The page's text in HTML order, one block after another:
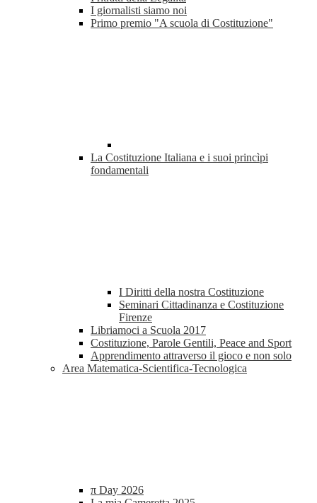
I giornalisti siamo noi
Primo premio "A scuola di Costituzione"
La Costituzione Italiana e i suoi princìpi
fondamentali
I Diritti della nostra Costituzione
Seminari Cittadinanza e Costituzione
Firenze
Libriamoci a Scuola 2017
Costituzione, Parole Gentili, Peace and Sport
Apprendimento attraverso il gioco e non solo
Area Matematica-Scientifica-Tecnologica
π Day 2026